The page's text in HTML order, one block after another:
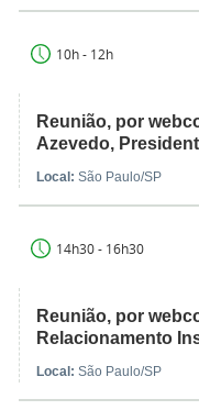
10h - 12h
Reunião, por
Azevedo,
Local: São Paulo/SP
14h30 - 16h30
Reunião, por
Relacionamento
Local: São Paulo/SP